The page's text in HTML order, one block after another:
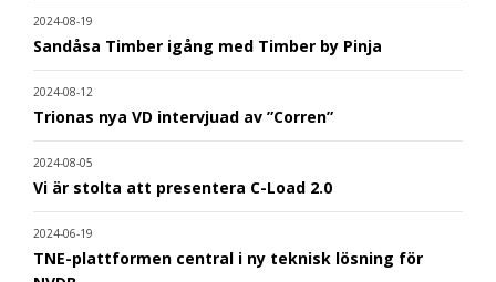
2024-08-19
Sandåsa Timber igång med Timber by Pinja
2024-08-12
Trionas nya VD intervjuad av ”Corren”
2024-08-05
Vi är stolta att presentera C-Load 2.0
2024-06-19
TNE-plattformen central i ny teknisk lösning för